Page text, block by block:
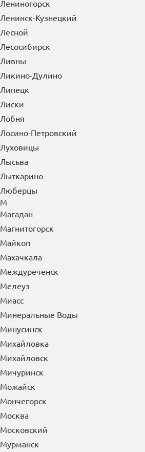
Лениногорск
Ленинск-Кузнецкий
Лесной
Лесосибирск
Ливны
Ликино-Дулино
Липецк
Лиски
Лобня
Лосино-Петровский
Луховицы
Лысьва
Лыткарино
Люберцы
М
Магадан
Магнитогорск
Майкоп
Махачкала
Междуреченск
Мелеуз
Миасс
Минеральные Воды
Минусинск
Михайловка
Михайловск
Мичуринск
Можайск
Мончегорск
Москва
Московский
Мурманск